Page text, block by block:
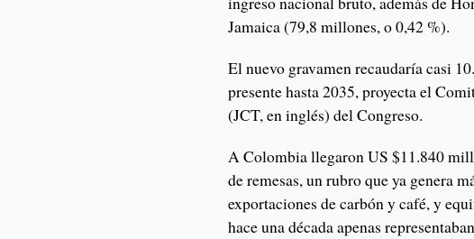
Jamaica (79,8 millones, o 0,42 %).
El nuevo gravamen recaudaría casi
presente hasta 2035, proyecta el
(JCT, en inglés) del Congreso.
A Colombia llegaron US $11.840
de remesas, un rubro que ya genera
exportaciones de carbón y café, y
hace una década apenas